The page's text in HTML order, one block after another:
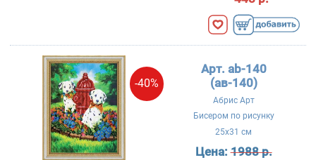
-40%
Арт. ab-140
(ав-140)
Абрис Арт
Бисером по рисунку
25x31 см
Цена:1988 р.